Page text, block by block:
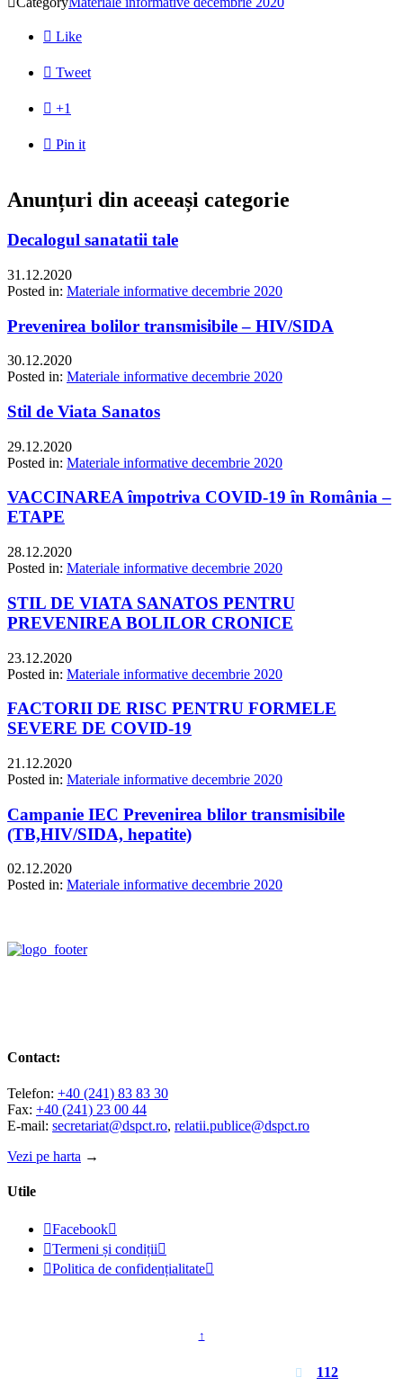
 Like
 Tweet
 +1
 Pin it
Anunțuri din aceeași categorie
Decalogul sanatatii tale
31.12.2020
Posted in: Materiale informative decembrie 2020
Prevenirea bolilor transmisibile – HIV/SIDA
30.12.2020
Posted in: Materiale informative decembrie 2020
Stil de Viata Sanatos
29.12.2020
Posted in: Materiale informative decembrie 2020
VACCINAREA împotriva COVID-19 în România –
ETAPE
28.12.2020
Posted in: Materiale informative decembrie 2020
STIL DE VIATA SANATOS PENTRU
PREVENIREA BOLILOR CRONICE
23.12.2020
Posted in: Materiale informative decembrie 2020
FACTORII DE RISC PENTRU FORMELE
SEVERE DE COVID-19
21.12.2020
Posted in: Materiale informative decembrie 2020
Campanie IEC Prevenirea blilor transmisibile
(TB,HIV/SIDA, hepatite)
02.12.2020
Posted in: Materiale informative decembrie 2020
Contact:
Telefon: +40 (241) 83 83 30
Fax: +40 (241) 23 00 44
E-mail: secretariat@dspct.ro, relatii.publice@dspct.ro
Vezi pe harta →
Utile
Facebook
Termeni și condiții
Politica de confidențialitate
↑
 112